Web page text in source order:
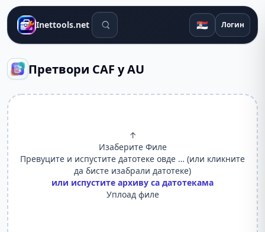
Inettools.net Алати за претрагу 🇷🇸 Логин
Претвори CAF у AU
↑
Изаберите Филе
Превуците и испустите датотеке овде … (или кликните
да бисте изабрали датотеке)
или испустите архиву са датотекама
Уплоад филе